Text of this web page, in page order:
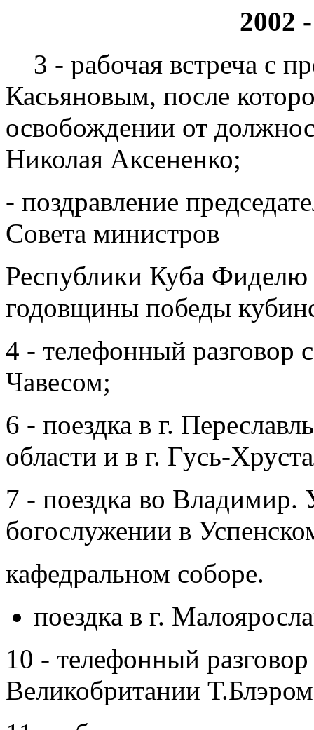
2002
3 - рабочая встреча с
Касьяновым, после
освобождении от
Николая Аксененко;
- поздравление
Совета министров
Республики Куба
годовщины победы
4 - телефонный разговор
Чавесом;
6 - поездка в г.
области и в г. Гусь-
7 - поездка во Владимир.
богослужении в
кафедральном соборе.
поездка в г.
10 - телефонный
Великобритании